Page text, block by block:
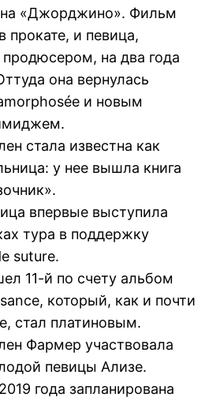
«Джорджино». Фильм
прокате, и певица,
продюсером, на два года
она вернулась
и новым
стала известна как
у нее вышла книга
впервые выступила
тура в поддержку
suture.
11-й по счету альбом
который, как и почти
стал платиновым.
Фармер участвовала
певицы Ализе.
года запланирована